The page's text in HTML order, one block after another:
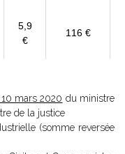
5,9
€
116 €
mars 2020 du ministre
de la justice
(somme reversée